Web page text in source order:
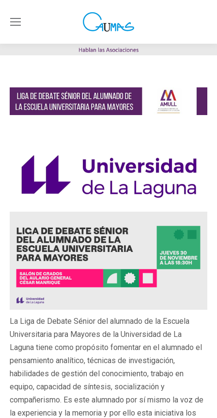
La Liga de Debate Sénior del alumnado de la Escuela
Universitaria para Mayores de la Universidad de La
Laguna tiene como propósito fomentar en el alumnado el
pensamiento analítico, técnicas de investigación,
habilidades de gestión del conocimiento, trabajo en
equipo, capacidad de síntesis, socialización y
compañerismo. Es este alumnado por sí mismo la voz de
la experiencia y la memoria y por ello esta iniciativa los